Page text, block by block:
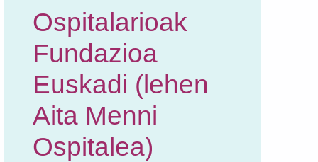
Ospitalarioak
Fundazioa
Euskadi (lehen
Aita Menni
Ospitalea)